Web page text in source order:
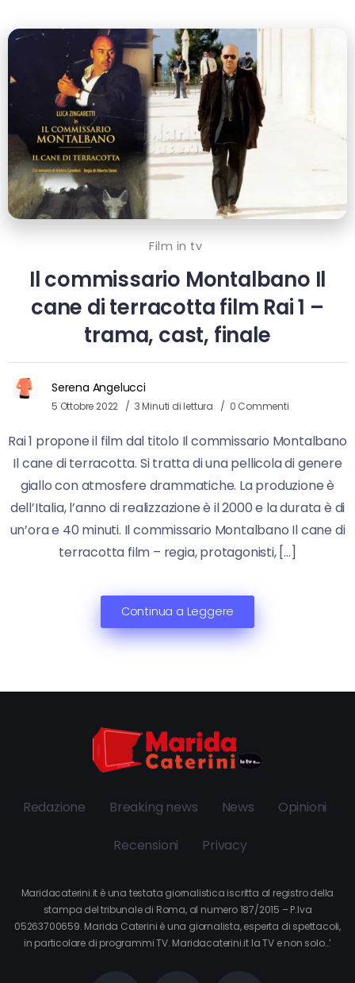
Film in tv
Il commissario Montalbano Il
cane di terracotta film Rai 1 –
trama, cast, finale
Serena Angelucci
5 Ottobre 2022 3 Minuti di lettura 0 Commenti
Rai 1 propone il film dal titolo Il commissario Montalbano
Il cane di terracotta. Si tratta di una pellicola di genere
giallo con atmosfere drammatiche. La produzione è
dell’Italia, l’anno di realizzazione è il 2000 e la durata è di
un’ora e 40 minuti. Il commissario Montalbano Il cane di
terracotta film – regia, protagonisti, […]
Continua a Leggere
Redazione Breaking news News Opinioni
Recensioni Privacy
Maridacaterini.it è una testata giornalistica iscritta al registro della
stampa del tribunale di Roma, al numero 187/2015 – P.Iva
05263700659. Marida Caterini è una giornalista, esperta di spettacoli,
in particolare di programmi TV. Maridacaterini.it la TV e non solo…’